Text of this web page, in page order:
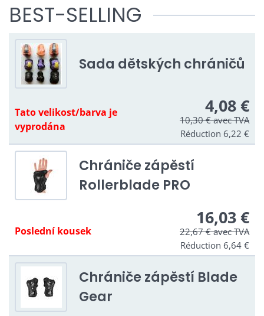
BEST-SELLING
Sada dětských chráničů
Tato velikost/barva je
vyprodána
4,08 €
10,30 €avec TVA
Réduction 6,22 €
Chrániče zápěstí
Rollerblade PRO
Poslední kousek
16,03 €
22,67 €avec TVA
Réduction 6,64 €
Chrániče zápěstí Blade
Gear